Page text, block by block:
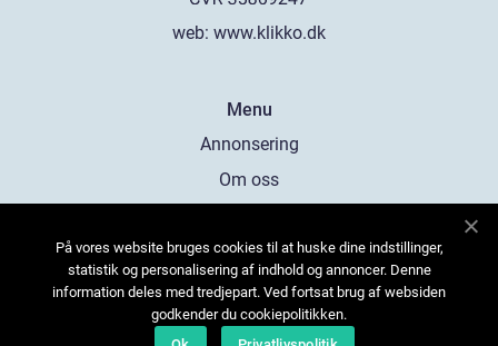
web: www.klikko.dk
Menu
Annonsering
Om oss
Kontakta oss
Sitemap
På vores website bruges cookies til at huske dine indstillinger,
statistik og personalisering af indhold og annoncer. Denne
information deles med tredjepart. Ved fortsat brug af websiden
godkender du cookiepolitikken.